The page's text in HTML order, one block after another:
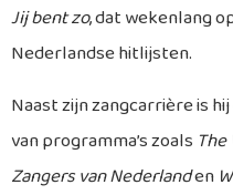
Jij bent zo, dat wekenlang
Nederlandse hitlijsten.
Naast zijn zangcarrière is
van programma’s zoals
Zangers van Nederlanden